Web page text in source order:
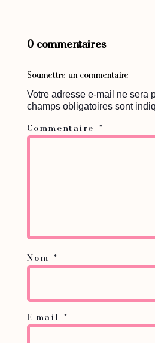
0 commentaires
Soumettre un commentaire
Votre adresse e-mail ne sera
champs obligatoires sont
Commentaire *
Nom*
E-mail *